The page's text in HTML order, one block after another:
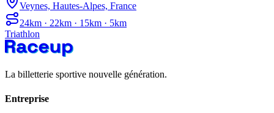
Veynes, Hautes-Alpes, France
24km · 22km · 15km · 5km
Triathlon
La billetterie sportive nouvelle génération.
Entreprise